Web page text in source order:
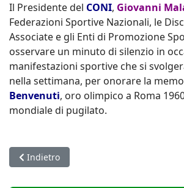
Il Presidente del CONI, Giovanni
Federazioni Sportive Nazionali, le
Associate e gli Enti di Promozione
osservare un minuto di silenzio in
manifestazioni sportive che si
nella settimana, per onorare la
Benvenuti, oro olimpico a Roma
mondiale di pugilato.
Articolo precedente: Il Presidente del
Indietro